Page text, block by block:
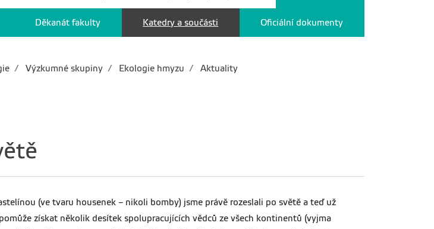
Děkanát fakulty Katedry a součásti Oficiální dokumenty
Výzkumné skupiny Ekologie hmyzu Aktuality
(ve tvaru housenek – nikoli bomby) jsme právě rozeslali po světě a teď už
získat několik desítek spolupracujících vědců ze všech kontinentů (vyjma